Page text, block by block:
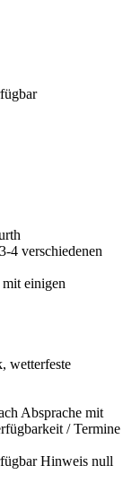
4 verschiedenen
einigen
wetterfeste
Absprache mit
/ Termine
Hinweis null